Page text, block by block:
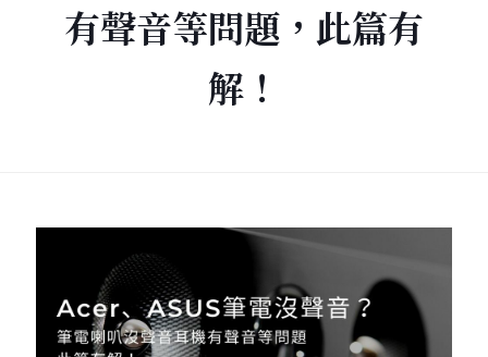
有聲音等問題，此篇有
解！